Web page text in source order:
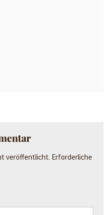
veröffentlicht. Erforderliche